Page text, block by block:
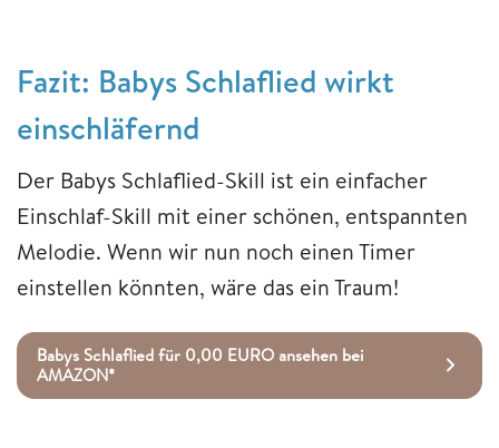
Fazit: Babys Schlaflied wirkt
einschläfernd
Der Babys Schlaflied-Skill ist ein einfacher
Einschlaf-Skill mit einer schönen, entspannten
Melodie. Wenn wir nun noch einen Timer
einstellen könnten, wäre das ein Traum!
Babys Schlaflied für 0,00 EURO ansehen bei
AMAZON*